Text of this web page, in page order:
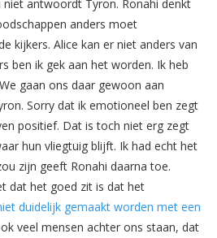
antwoordt Tyron. Ronahi denkt
anders moet
kijkers. Alice kan er niet anders van
ben ik gek aan het worden. Ik heb
gaan ons daar gewoon aan
Sorry dat ik emotioneel ben zegt
positief. Dat is toch niet erg zegt
hun vliegtuig blijft. Ik had echt het
zijn geeft Ronahi daarna toe.
dat het goed zit is dat het
duidelijk gemaakt worden met een
veel mensen achter ons staan, dat